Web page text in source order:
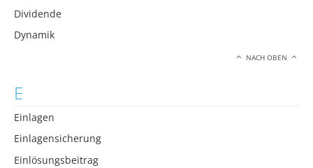
Dividende
Dynamik
NACH OBEN
E
Einlagen
Einlagensicherung
Einlösungsbeitrag